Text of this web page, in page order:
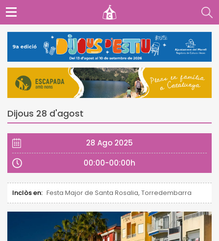
Dijous 28 d'agost
28 Ago 2025
00:00-00:00h
Inclòs en: Festa Major de Santa Rosalia, Torredembarra